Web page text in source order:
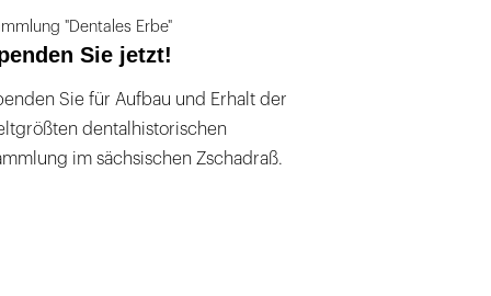
"Dentales Erbe"
Sie jetzt!
Sie für Aufbau und Erhalt der
dentalhistorischen
im sächsischen Zschadraß.